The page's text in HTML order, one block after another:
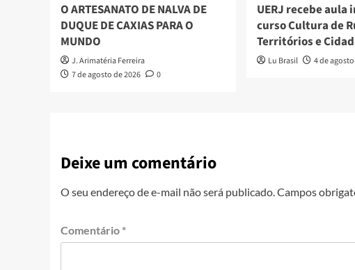
O ARTESANATO DE NALVA DE
DUQUE DE CAXIAS PARA O
MUNDO
J. Arimatéria Ferreira
7 de agosto de 2026
0
UERJ recebe aula
curso Cultura de
Territórios e
Lu Brasil 4 de
Deixe um comentário
O seu endereço de e-mail não será publicado.Campos
Comentário *